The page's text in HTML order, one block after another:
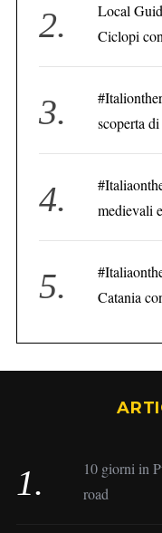
Local
Ciclopi
scoperta
medievali
Catania
10 giorni in
road